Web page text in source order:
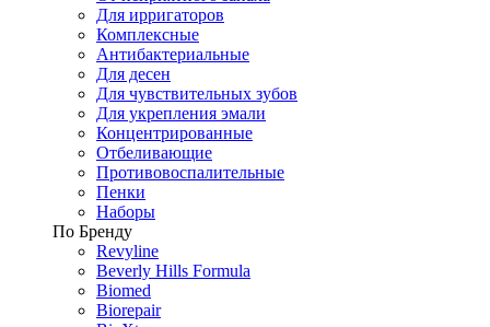
Для ирригаторов
Комплексные
Антибактериальные
Для десен
Для чувствительных зубов
Для укрепления эмали
Концентрированные
Отбеливающие
Противовоспалительные
Пенки
Наборы
По Бренду
Revyline
Beverly Hills Formula
Biomed
Biorepair